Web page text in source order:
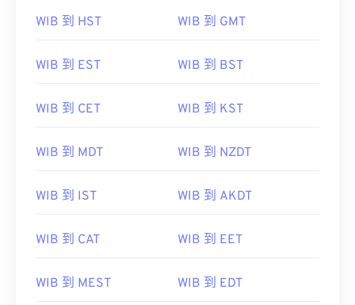
WIB 到 HST WIB 到 GMT
WIB 到 EST WIB 到 BST
WIB 到 CET WIB 到 KST
WIB 到 MDT WIB 到 NZDT
WIB 到 IST WIB 到 AKDT
WIB 到 CAT WIB 到 EET
WIB 到 MEST WIB 到 EDT